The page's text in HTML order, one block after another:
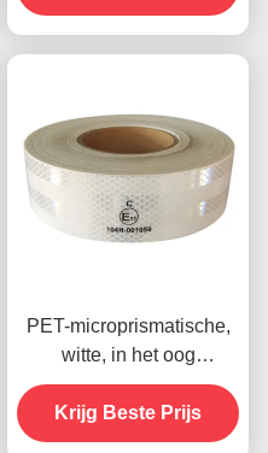
PET-microprismatische,
witte, in het oog
springende band,
reflecterende band voor
voertuigen, ECE-
Krijg Beste Prijs